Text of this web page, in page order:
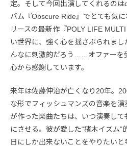
定。そして今回出演してくれるの
バム『Obscure Ride』でとても気
リースの最新作『POLY LIFE
い世界に、強く心を揺さぶられま
んなに刺激的だろう……オファーを
心から感謝しています。
来年は佐藤伸治が亡くなり20年。
な形でフィッシュマンズの音楽を
が作った楽曲たちは、いつ演奏し
にさせる。彼が愛した“猪木イズム”
日にしか出来ないことをやりたい